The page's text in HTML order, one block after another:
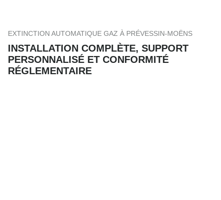
EXTINCTION AUTOMATIQUE GAZ À PRÉVESSIN-MOËNS
INSTALLATION COMPLÈTE, SUPPORT
PERSONNALISÉ ET CONFORMITÉ
RÉGLEMENTAIRE